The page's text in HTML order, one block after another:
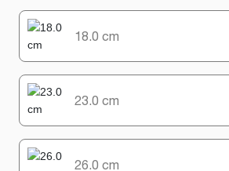
18.0 cm
23.0 cm
26.0 cm